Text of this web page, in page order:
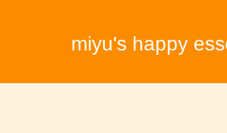
miyu's happy